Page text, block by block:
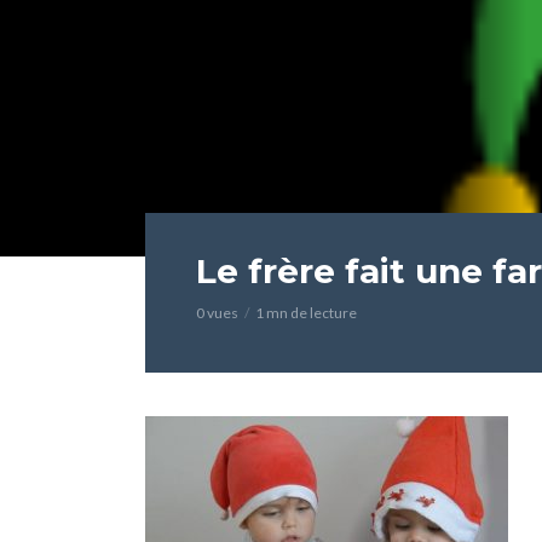
Le frère fait une
0 vues 1 mn de lecture